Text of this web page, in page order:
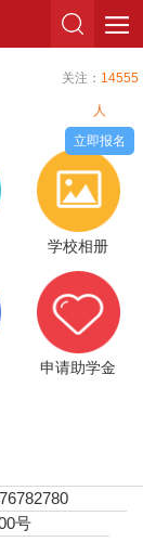
关注： 14555
人
立即报名
学校相册
申请助学金
号